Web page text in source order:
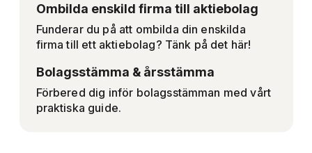
Ombilda enskild firma till aktiebolag
Funderar du på att ombilda din enskilda
firma till ett aktiebolag? Tänk på det här!
Bolagsstämma & årsstämma
Förbered dig inför bolagsstämman med vårt
praktiska guide.